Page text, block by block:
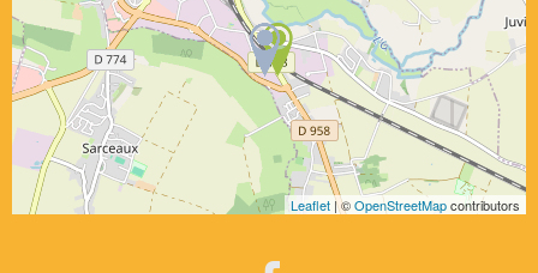
Leaflet | ©OpenStreetMapcontributors